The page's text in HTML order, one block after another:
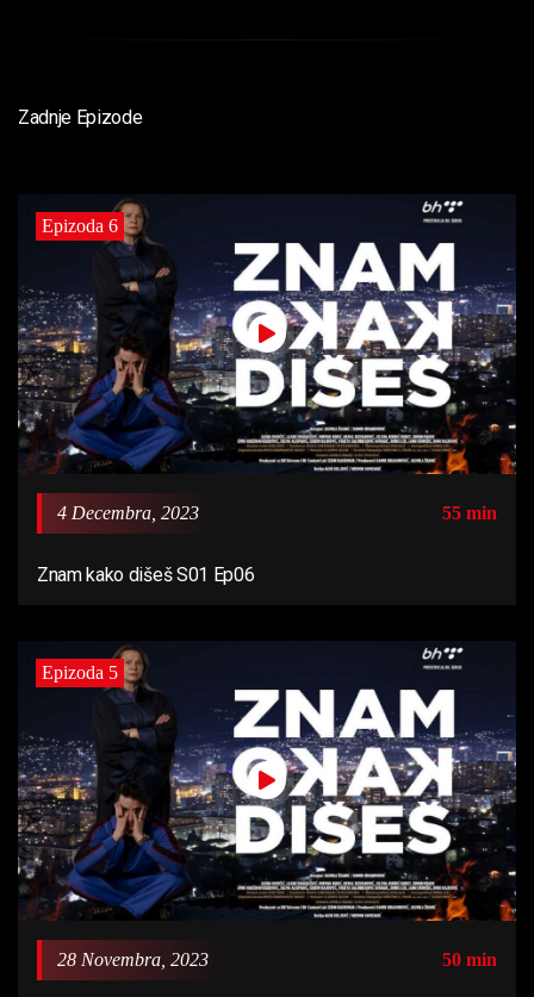
Zadnje Epizode
Epizoda 6
4 Decembra, 2023 55 min
Znam kako dišeš S01 Ep06
Epizoda 5
28 Novembra, 2023 50 min